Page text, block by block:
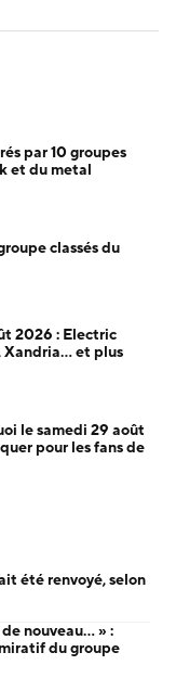
par 10 groupes
et du metal
classés du
2026 : Electric
Xandria… et plus
le samedi 29 août
pour les fans de
été renvoyé, selon
nouveau… » :
du groupe